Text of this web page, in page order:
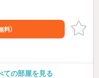
料）
ての部屋を見る